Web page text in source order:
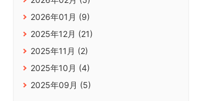
2026年01月 (9)
2025年12月 (21)
2025年11月 (2)
2025年10月 (4)
2025年09月 (5)